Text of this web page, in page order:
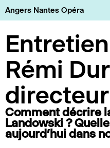
Angers Nantes Opéra
Rémi
Comment décrire
Landowski ?
aujourd’hui dans
Panneau de gestion des